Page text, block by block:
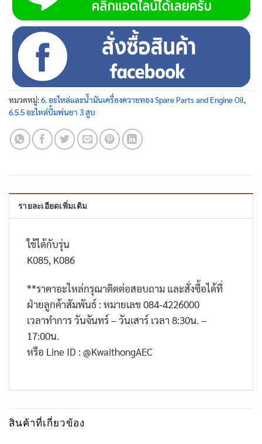
หมวดหมู่:6. อะไหล่และน้ำมันเครื่องควายทอง Spare Parts and Engine Oil
6.5.5 อะไหล่ปั้มพ่นยา 3 สูบ
รายละเอียดเพิ่มเติม
ใช้ได้กับรุ่น
K085, K086
**ราคาอะไหล่กรุณาติดต่อสอบถาม และสั่งซื้อได้ที่
ฝ่ายลูกค้าสัมพันธ์ : หมายเลข 084-4226000
เวลาทำการ วันจันทร์ – วันเสาร์ เวลา 8:30น. –
17:00น.
หรือ Line ID : @KwaithongAEC
สินค้าที่เกี่ยวข้อง